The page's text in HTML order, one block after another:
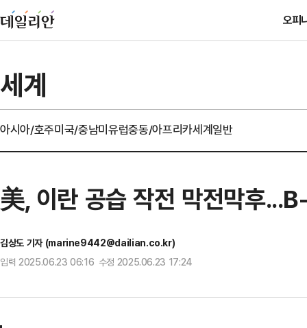
오피
세계
아시아/호주미국/중남미유럽중동/아프리카세계일반
美, 이란 공습 작전 막전막후
김상도 기자 (marine9442@dailian.co.kr)
입력 2025.06.23 06:16 수정 2025.06.23 17:24